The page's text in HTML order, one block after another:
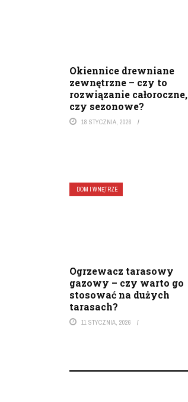
Okiennice drewniane
zewnętrzne – czy to
rozwiązanie całoroczne,
czy sezonowe?
18 STYCZNIA, 2026
DOM I WNĘTRZE
Ogrzewacz tarasowy
gazowy – czy warto go
stosować na dużych
tarasach?
11 STYCZNIA, 2026